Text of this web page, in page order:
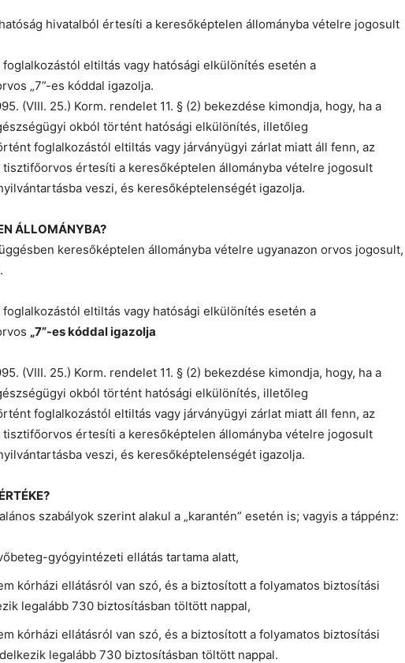
hivatalból értesíti a keresőképtelen állományba vételre jogosult
eltiltás vagy hatósági elkülönítés esetén a
„7”-es kóddal igazolja.
(VIII. 25.) Korm. rendelet 11. § (2) bekezdése kimondja, hogy, ha a
okból történt hatósági elkülönítés, illetőleg
foglalkozástól eltiltás vagy járványügyi zárlat miatt áll fenn, az
értesíti a keresőképtelen állományba vételre jogosult
veszi, és keresőképtelenségét igazolja.
ÁLLOMÁNYBA?
keresőképtelen állományba vételre ugyanazon orvos jogosult,
eltiltás vagy hatósági elkülönítés esetén a
„7”-es kóddal igazolja
(VIII. 25.) Korm. rendelet 11. § (2) bekezdése kimondja, hogy, ha a
okból történt hatósági elkülönítés, illetőleg
foglalkozástól eltiltás vagy járványügyi zárlat miatt áll fenn, az
értesíti a keresőképtelen állományba vételre jogosult
veszi, és keresőképtelenségét igazolja.
szabályok szerint alakul a „karantén” esetén is; vagyis a táppénz:
gyógyintézeti ellátás tartama alatt,
kórházi ellátásról van szó, és a biztosított a folyamatos biztosítási
legalább 730 biztosításban töltött nappal,
kórházi ellátásról van szó, és a biztosított a folyamatos biztosítási
legalább 730 biztosításban töltött nappal.